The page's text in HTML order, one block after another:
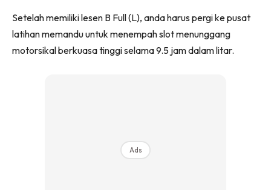
Setelah memiliki lesen B Full (L), anda harus pergi ke pusat
latihan memandu untuk menempah slot menunggang
motorsikal berkuasa tinggi selama 9.5 jam dalam litar.
Ads